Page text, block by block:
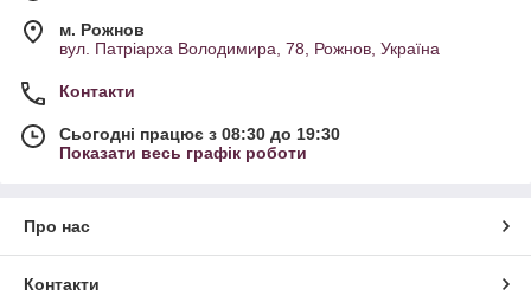
м. Рожнов
вул. Патріарха Володимира, 78, Рожнов, Україна
Контакти
Сьогодні працює з 08:30 до 19:30
Показати весь графік роботи
Про нас
Контакти